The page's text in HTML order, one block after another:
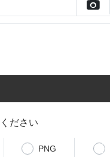
ださい
PNG